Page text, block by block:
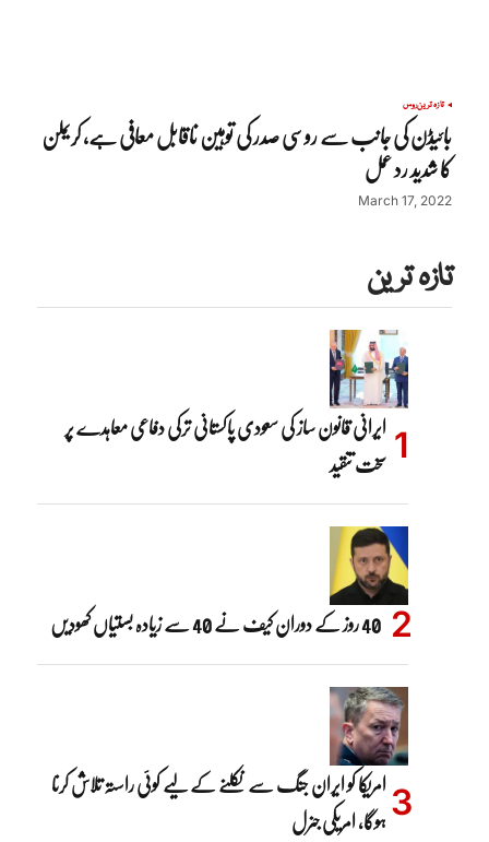
تازہ ترینروس
بائیڈن کی جانب سے روسی صدر کی توہین ناقابل معافی ہے، کریملن
کا شدید رد عمل
March 17, 2022
تازہ ترین
ایرانی قانون ساز کی سعودی پاکستانی ترکی دفاعی معاہدے پر
سخت تنقید
40 روز کے دوران کیف نے 40 سے زیادہ بستیاں کھودیں
امریکا کو ایران جنگ سے نکلنے کے لیے کوئی راستہ تلاش کرنا
ہوگا، امریکی جنرل